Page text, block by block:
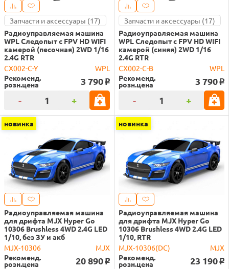
Запчасти и аксессуары (17)
Радиоуправляемая машина
WPL Следопыт с FPV HD WIFI
камерой (песочная) 2WD 1/16
2.4G RTR
CX002-C-Y
WPL
Рекоменд.
розн.цена 3 790 o
- +
Запчасти и аксессуары (17)
Радиоуправляемая машина
WPL Следопыт с FPV HD WIFI
камерой (синяя) 2WD 1/16
2.4G RTR
CX002-C-B
WPL
Рекоменд.
розн.цена 3 790 o
- +
новинка
Радиоуправляемая машина
для дрифта MJX Hyper Go
10306 Brushless 4WD 2.4G LED
1/10, без ЗУ и акб
MJX-10306
MJX
Рекоменд.
розн.цена 20 890 o
новинка
Радиоуправляемая машина
для дрифта MJX Hyper Go
10306 Brushless 4WD 2.4G LED
1/10, RTR
MJX-10306(DC)
MJX
Рекоменд.
розн.цена 23 190 o